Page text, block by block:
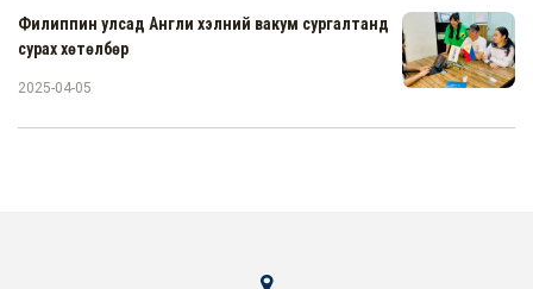
Филиппин улсад Англи хэлний вакум сургалтанд
сурах хөтөлбөр
2025-04-05